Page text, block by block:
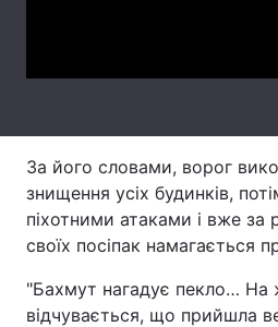
Тема оформлення
За його словами, ворог
знищення усіх будинків,
піхотними атаками і вже за
своїх посіпак намагається
"Бахмут нагадує пекло… На
відчувається, що прийшла